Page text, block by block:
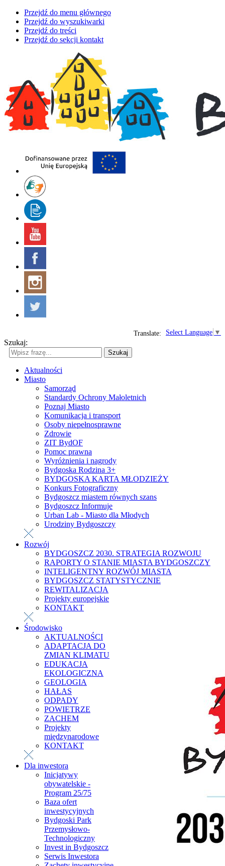
Przejdź do menu głównego
Przejdź do wyszukiwarki
Przejdź do treści
Przejdź do sekcji kontakt
Select Language ▼
Translate:
Szukaj:
Szukaj
Aktualności
Miasto
Samorząd
Standardy Ochrony Małoletnich
Poznaj Miasto
Komunikacja i transport
Osoby niepełnosprawne
Zdrowie
ZIT BydOF
Pomoc prawna
Wyróżnienia i nagrody
Bydgoska Rodzina 3+
BYDGOSKA KARTA MŁODZIEŻY
Konkurs Fotograficzny
Bydgoszcz miastem równych szans
Bydgoszcz Informuje
Urban Lab - Miasto dla Młodych
Urodziny Bydgoszczy
Rozwój
BYDGOSZCZ 2030. STRATEGIA ROZWOJU
RAPORTY O STANIE MIASTA BYDGOSZCZY
INTELIGENTNY ROZWÓJ MIASTA
BYDGOSZCZ STATYSTYCZNIE
REWITALIZACJA
Projekty europejskie
KONTAKT
Środowisko
AKTUALNOŚCI
ADAPTACJA DO
ZMIAN KLIMATU
EDUKACJA
EKOLOGICZNA
GEOLOGIA
HAŁAS
ODPADY
POWIETRZE
ZACHEM
Projekty
międzynarodowe
KONTAKT
Dla inwestora
Inicjatywy
obywatelskie -
Program 25/75
Baza ofert
inwestycyjnych
Bydgoski Park
Przemysłowo-
Technologiczny
Invest in Bydgoszcz
Serwis Inwestora